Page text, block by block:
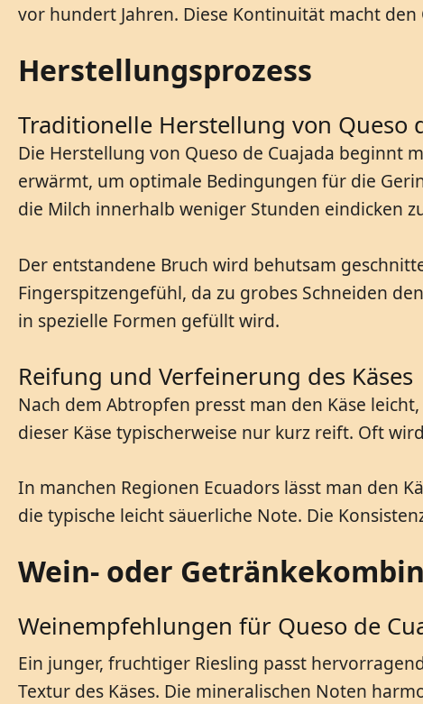
vor hundert Jahren. Diese Kontinuität macht
Herstellungsprozess
Traditionelle Herstellung von Queso
Die Herstellung von Queso de Cuajada beginnt
erwärmt, um optimale Bedingungen für die
die Milch innerhalb weniger Stunden eindicken
Der entstandene Bruch wird behutsam
Fingerspitzengefühl, da zu grobes Schneiden
in spezielle Formen gefüllt wird.
Reifung und Verfeinerung des Käses
Nach dem Abtropfen presst man den Käse
dieser Käse typischerweise nur kurz reift. Oft
In manchen Regionen Ecuadors lässt man den
die typische leicht säuerliche Note. Die
Wein- oder
Weinempfehlungen für Queso de
Ein junger, fruchtiger Riesling passt
Textur des Käses. Die mineralischen Noten